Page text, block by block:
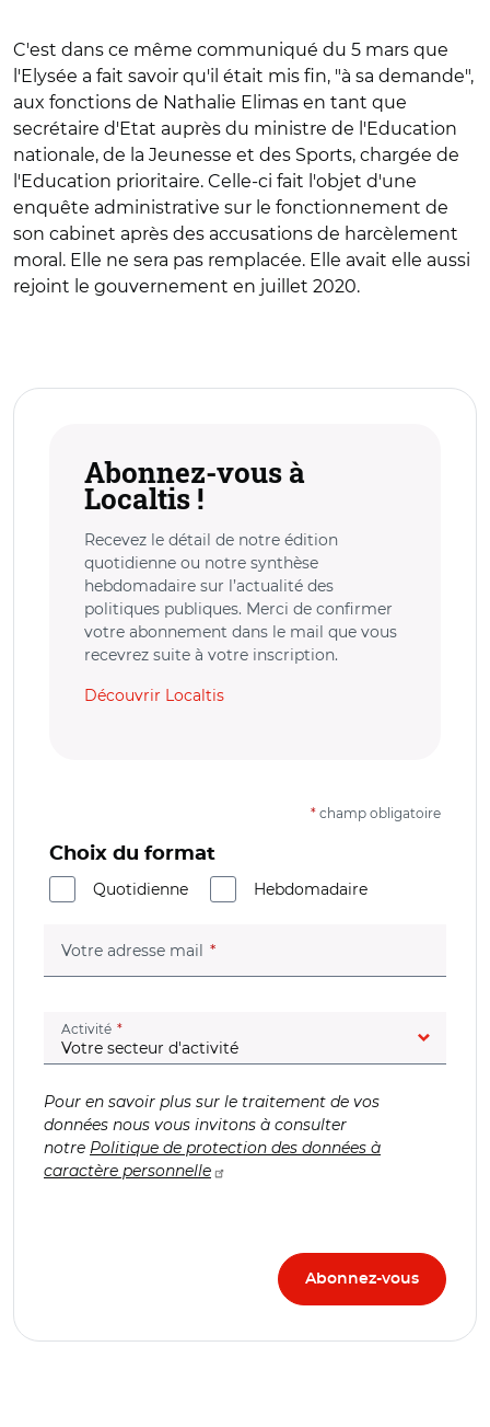
C'est dans ce même communiqué du 5 mars que
l'Elysée a fait savoir qu'il était mis fin, "à sa demande",
aux fonctions de Nathalie Elimas en tant que
secrétaire d'Etat auprès du ministre de l'Education
nationale, de la Jeunesse et des Sports, chargée de
l'Education prioritaire. Celle-ci fait l'objet d'une
enquête administrative sur le fonctionnement de
son cabinet après des accusations de harcèlement
moral. Elle ne sera pas remplacée. Elle avait elle aussi
rejoint le gouvernement en juillet 2020.
Abonnez-vous à
Localtis !
Recevez le détail de notre édition
quotidienne ou notre synthèse
hebdomadaire sur l’actualité des
politiques publiques. Merci de confirmer
votre abonnement dans le mail que vous
recevrez suite à votre inscription.
Découvrir Localtis
* champ obligatoire
Choix du format
Quotidienne
Hebdomadaire
Votre adresse mail (champ obligatoire)
Activité (champ obligatoire)
Pour en savoir plus sur le traitement de vos
données nous vous invitons à consulter
notre Politique de protection des données à
caractère personnelle